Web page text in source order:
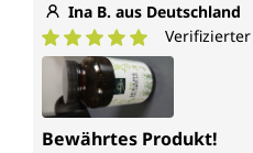
Ina B. aus Deutschland
Durchschnittliche
Bewährtes Produkt!